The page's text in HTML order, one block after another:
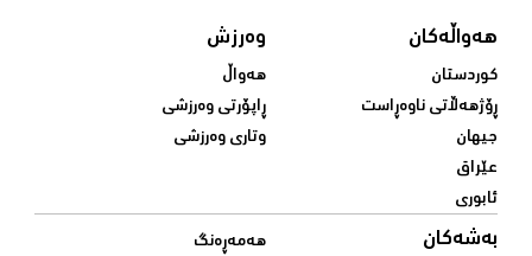
هەواڵەکان
کوردستان
ڕۆژهەڵاتی ناوەڕاست
جیهان
عێراق
ئابوری
وەرزش
هەواڵ
ڕاپۆرتی وەرزشی
وتاری وەرزشی
بەشەکان
هەمەڕەنگ